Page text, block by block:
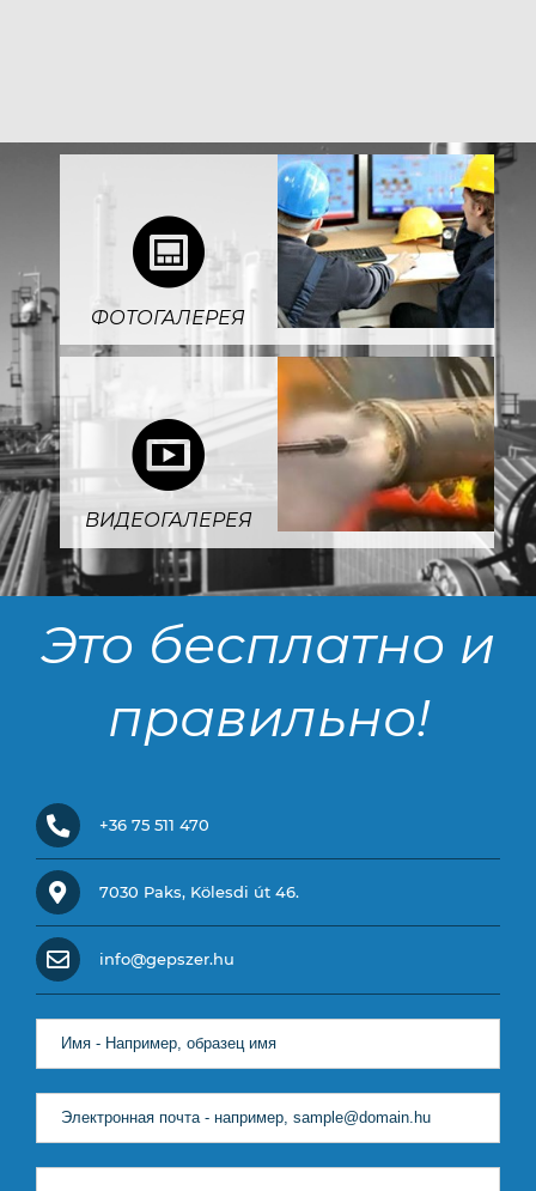
4
ФОТОГАЛЕРЕЯ
5
ВИДЕОГАЛЕРЕЯ
Это бесплатно и
правильно!
+36 75 511 470
7030 Paks, Kölesdi út 46.
info@gepszer.hu